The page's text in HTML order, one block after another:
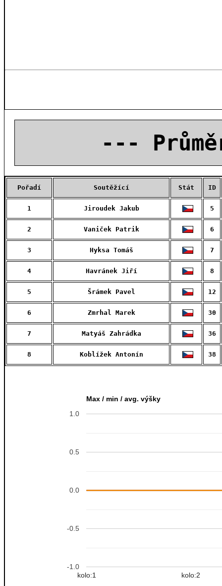
---
Pořadí Soutěžící Stát ID
1 Jiroudek Jakub 5
2 Vaniček Patrik 6
3 Hyksa Tomáš 7
4 Havránek Jiří 8
5 Šrámek Pavel 12
6 Zmrhal Marek 30
7 Matyáš Zahrádka 36
8 Koblížek Antonín 38
Max / min / avg. výšky
kolo:1 kolo:2
-1.0
-0.5
0.0
0.5
1.0